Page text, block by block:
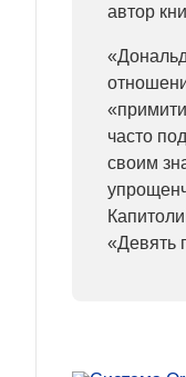
автор
часто
своим
«Девять